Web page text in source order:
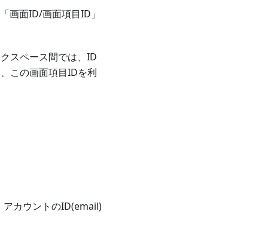
画面ID/画面項目ID」
スペース間では、ID
この画面項目IDを利
アカウントのID(email)